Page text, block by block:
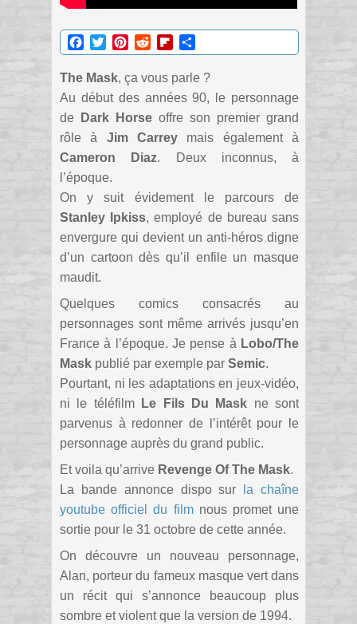
Facebook
TwitterPinterestRedditFlipboard
The Mask, ça vous parle ?
Au début des années 90, le personnage
de
Dark Horse offre son premier grand
rôle à Jim Carrey mais également à
Cameron Diaz. Deux inconnus, à
l’époque.
On y suit évidement le parcours de
Stanley Ipkiss, employé de bureau sans
envergure qui devient un anti-héros digne
d’un cartoon dès qu’il enfile un masque
maudit.
Quelques comics consacrés au
personnages sont même arrivés jusqu’en
France à l’époque. Je pense à Lobo/The
Mask publié par exemple par Semic.
Pourtant, ni les adaptations en jeux-vidéo,
ni le téléfilm
Le Fils Du Mask ne sont
parvenus à redonner de l’intérêt pour le
personnage auprès du grand public.
Et voila qu’arrive Revenge Of The Mask.
La bande annonce dispo sur
la chaîne
youtube officiel du filmnous promet une
sortie pour le 31 octobre de cette année.
On découvre un nouveau personnage,
Alan, porteur du fameux masque vert dans
un récit qui s’annonce beaucoup plus
sombre et violent que la version de 1994.